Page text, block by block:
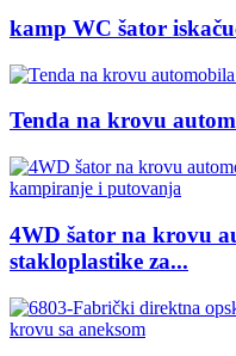
kamp WC šator
Tenda na krovu
4WD šator na krovu
stakloplastike za...